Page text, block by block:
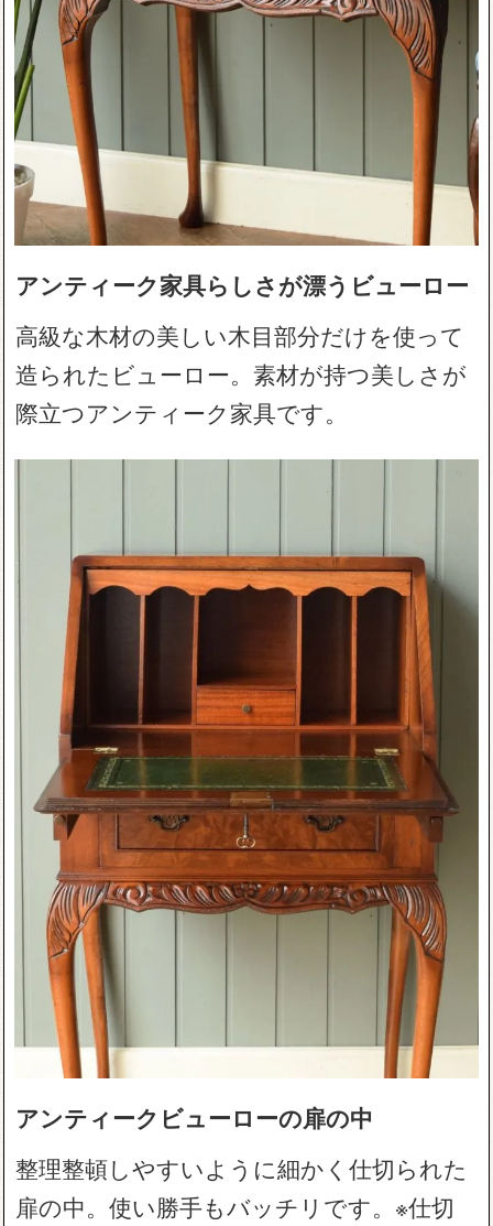
アンティーク家具らしさが漂うビューロー
高級な木材の美しい木目部分だけを使って
造られたビューロー。素材が持つ美しさが
際立つアンティーク家具です。
アンティークビューローの扉の中
整理整頓しやすいように細かく仕切られた
扉の中。使い勝手もバッチリです。※仕切